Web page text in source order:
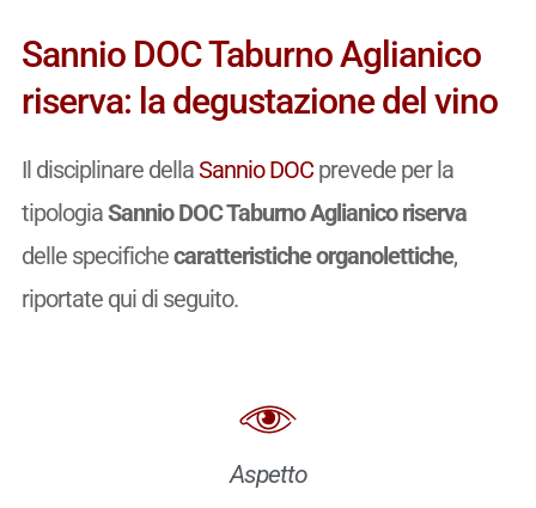
Sannio DOC Taburno Aglianico
riserva: la degustazione del vino
Il disciplinare dellaSannio DOCprevede per la
tipologiaSannio DOC Taburno Aglianico riserva
delle specifichecaratteristiche organolettiche,
riportate qui di seguito.
Aspetto